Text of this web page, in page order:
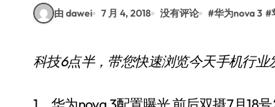
由 dawei 7 月 4, 2018 没有评论 #华为nova 3 #
科技6点半，带您快速浏览今天手机行